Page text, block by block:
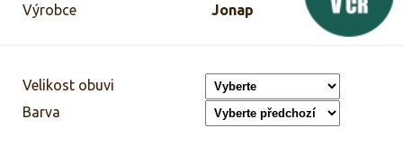
Výrobce Jonap
Velikost obuvi
Barva